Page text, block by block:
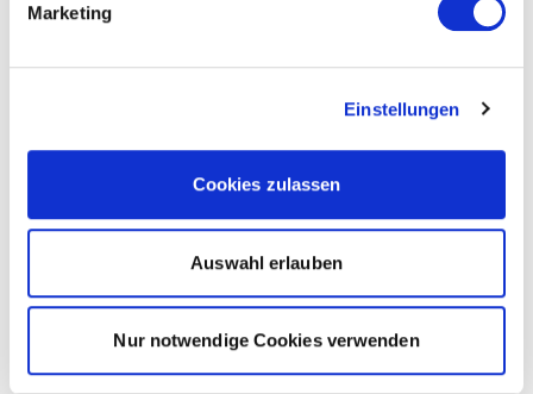
Marketing
Einstellungen
Cookies zulassen
Auswahl erlauben
Nur notwendige Cookies verwenden